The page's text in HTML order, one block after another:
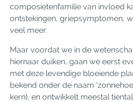
composietenfamilie van invloed
ontstekingen, griepsymptomen,
veel meer.
Maar voordat we in de
hiernaar duiken, gaan we eerst
met deze levendige bloeiende
bekend onder de naam
kern), en ontwikkelt meestal